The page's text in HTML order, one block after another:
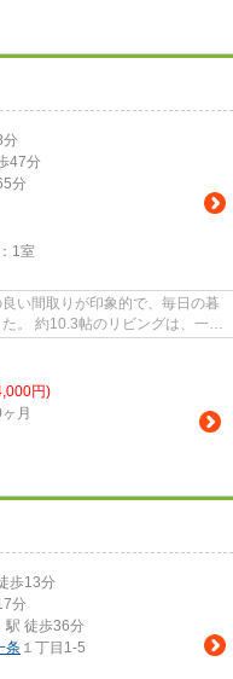
分
47分
分
1室
い間取りが印象的で、毎日の暮
一人
円)
月
歩13分
分
駅 徒歩36分
条 １丁目1-5